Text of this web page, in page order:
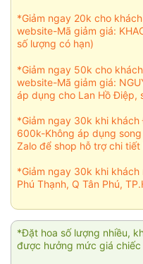
*Giảm ngay 20k cho
website-Mã giảm giá:
số lượng có hạn)
*Giảm ngay 50k cho
website-Mã giảm giá:
áp dụng cho Lan Hồ Điệp,
*Giảm ngay 30k khi
600k-Không áp dụng
Zalo để shop hỗ trợ chi tiết
*Giảm ngay 30k khi khách
Phú Thạnh, Q Tân Phú,
*Đặt hoa số lượng nhiều,
được hưởng mức giá